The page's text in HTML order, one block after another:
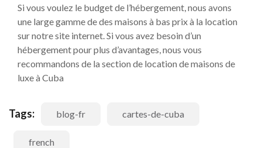
Si vous voulez le budget de l’hébergement, nous avons
une large gamme de des maisons à bas prix à la location
sur notre site internet. Si vous avez besoin d’un
hébergement pour plus d’avantages, nous vous
recommandons de la section de location de maisons de
luxe à Cuba
Tags: blog-fr cartes-de-cuba
french